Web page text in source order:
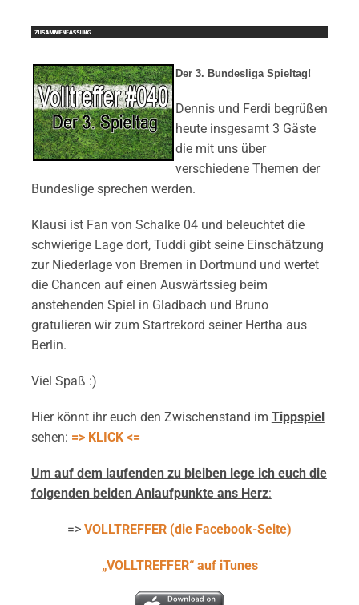
Der 3. Bundesliga Spieltag!
Dennis und Ferdi begrüßen
heute insgesamt 3 Gäste
die mit uns über
verschiedene Themen der
Bundeslige sprechen werden.
Klausi ist Fan von Schalke 04 und beleuchtet die
schwierige Lage dort, Tuddi gibt seine Einschätzung
zur Niederlage von Bremen in Dortmund und wertet
die Chancen auf einen Auswärtssieg beim
anstehenden Spiel in Gladbach und Bruno
gratulieren wir zum Startrekord seiner Hertha aus
Berlin.
Viel Spaß :)
Hier könnt ihr euch den Zwischenstand im Tippspiel
sehen: => KLICK <=
Um auf dem laufenden zu bleiben lege ich euch die
folgenden beiden Anlaufpunkte ans Herz:
=> VOLLTREFFER (die Facebook-Seite)
„VOLLTREFFER“ auf iTunes